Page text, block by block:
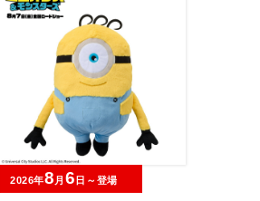
2026年8 月 6 日～登場